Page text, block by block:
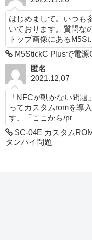
はじめまして。いつも
いております。質問な
トップ画像にある
M5StickC Plusで電源
匿名
2021.12.07
「NFCが動かない問
ってカスタムromを導
す。「ここから/pr...
SC-04E カスタム
タンバイ問題